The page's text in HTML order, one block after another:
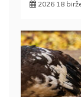
2026 18